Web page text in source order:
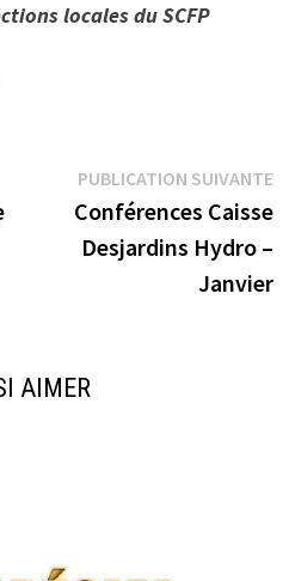
locales du SCFP
:
PUBLICATION SUIVANTE
Conférences Caisse
Desjardins Hydro –
Janvier
AIMER